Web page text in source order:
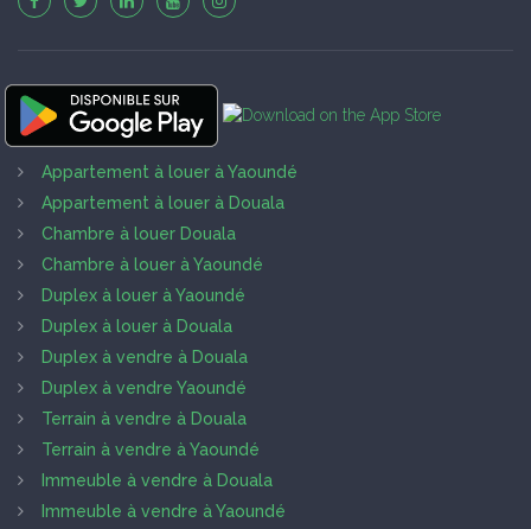
Appartement à louer à Yaoundé
Appartement à louer à Douala
Chambre à louer Douala
Chambre à louer à Yaoundé
Duplex à louer à Yaoundé
Duplex à louer à Douala
Duplex à vendre à Douala
Duplex à vendre Yaoundé
Terrain à vendre à Douala
Terrain à vendre à Yaoundé
Immeuble à vendre à Douala
Immeuble à vendre à Yaoundé